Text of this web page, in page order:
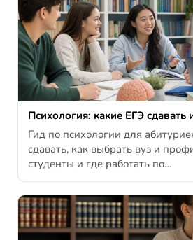
Психология: какие ЕГЭ сдавать
Гид по психологии для
сдавать, как выбрать вуз и
студенты и где работать по…